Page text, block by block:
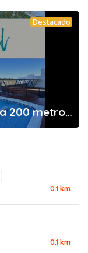
Destacado
Agua Termal departamentos a 200 metros de las
0.1 km
0.1 km